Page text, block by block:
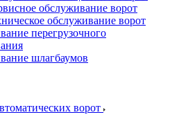
обслуживание ворот
обслуживание ворот
перегрузочного
шлагбаумов
ворот